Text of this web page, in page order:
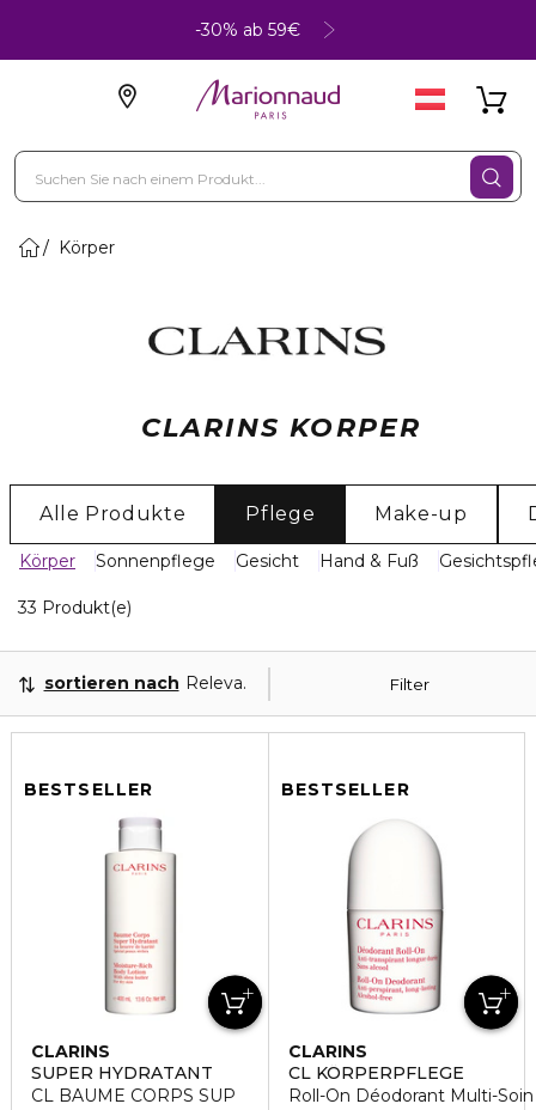
-30% ab 59€
Körper
CLARINS KORPER
Alle Produkte Pflege Make-up
Körper Sonnenpflege Gesicht Hand & Fuß
33 Produkt(e)
Filter
sortieren nach Relevanz
BESTSELLER
CLARINS
SUPER HYDRATANT
CL BAUME CORPS SUP
BESTSELLER
CLARINS
CL KÖRPERPFLEGE
Roll-On Déodorant Multi-Soin